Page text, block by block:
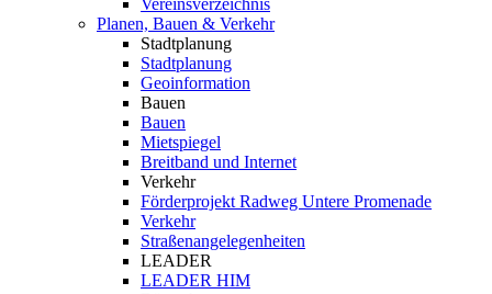
Vereinsverzeichnis
Planen, Bauen & Verkehr
Stadtplanung
Stadtplanung
Geoinformation
Bauen
Bauen
Mietspiegel
Breitband und Internet
Verkehr
Förderprojekt Radweg Untere Promenade
Verkehr
Straßenangelegenheiten
LEADER
LEADER HIM